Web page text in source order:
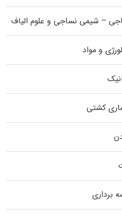
– شیمی نساجی و علوم الیاف
و مواد
کشتی
برداری